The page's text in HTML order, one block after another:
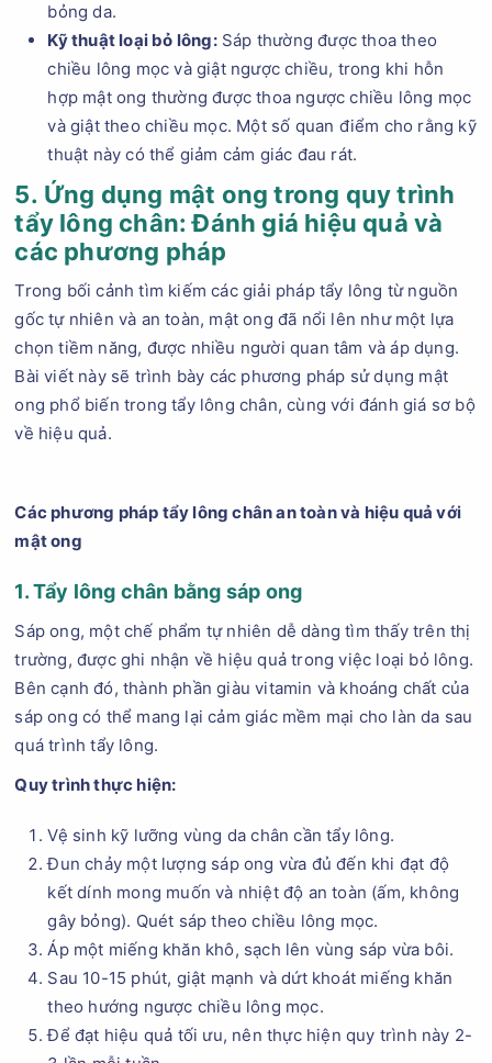
bỏng da.
Kỹ thuật loại bỏ lông:Sáp thường được thoa theo
chiều lông mọc và giật ngược chiều, trong khi hỗn
hợp mật ong thường được thoa ngược chiều lông mọc
và giật theo chiều mọc. Một số quan điểm cho rằng kỹ
thuật này có thể giảm cảm giác đau rát.
5. Ứng dụng mật ong trong quy trình
tẩy lông chân: Đánh giá hiệu quả và
các phương pháp
Trong bối cảnh tìm kiếm các giải pháp tẩy lông từ nguồn
gốc tự nhiên và an toàn, mật ong đã nổi lên như một lựa
chọn tiềm năng, được nhiều người quan tâm và áp dụng.
Bài viết này sẽ trình bày các phương pháp sử dụng mật
ong phổ biến trong tẩy lông chân, cùng với đánh giá sơ bộ
về hiệu quả.
Các phương pháp tẩy lông chân an toàn và hiệu quả với
mật ong
1. Tẩy lông chân bằng sáp ong
Sáp ong, một chế phẩm tự nhiên dễ dàng tìm thấy trên thị
trường, được ghi nhận về hiệu quả trong việc loại bỏ lông.
Bên cạnh đó, thành phần giàu vitamin và khoáng chất của
sáp ong có thể mang lại cảm giác mềm mại cho làn da sau
quá trình tẩy lông.
Quy trình thực hiện:
Vệ sinh kỹ lưỡng vùng da chân cần tẩy lông.
Đun chảy một lượng sáp ong vừa đủ đến khi đạt độ
kết dính mong muốn và nhiệt độ an toàn (ấm, không
gây bỏng). Quét sáp theo chiều lông mọc.
Áp một miếng khăn khô, sạch lên vùng sáp vừa bôi.
Sau 10-15 phút, giật mạnh và dứt khoát miếng khăn
theo hướng ngược chiều lông mọc.
Để đạt hiệu quả tối ưu, nên thực hiện quy trình này 2-